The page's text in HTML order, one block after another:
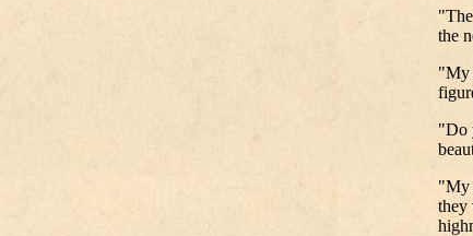
the
"My
"Do
"My
they